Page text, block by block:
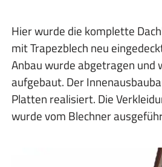
Hier wurde die komplette
mit Trapezblech neu
Anbau wurde abgetragen und
aufgebaut. Der
Platten realisiert. Die
wurde vom Blechner